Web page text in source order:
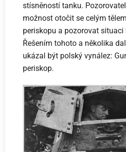
stísněností tanku.
možnost otočit se celým
periskopu a pozorovat situaci
Řešením tohoto a několika
ukázal být polský vynález:
periskop.